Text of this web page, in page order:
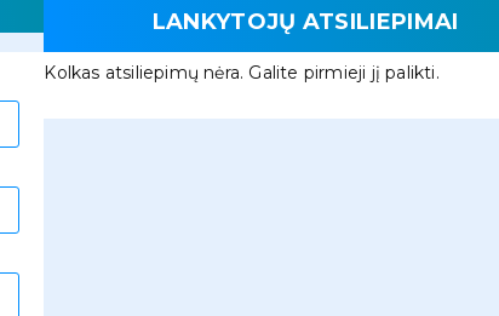
LANKYTOJŲ ATSILIEPIMAI
Kolkas atsiliepimų nėra. Galite pirmieji jį palikti.